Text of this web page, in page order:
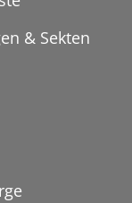
& Sekten